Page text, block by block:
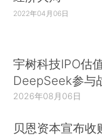
2022年04月06日
宇树科技IPO估
DeepSeek参与
2026年08月06日
贝恩资本宣布收